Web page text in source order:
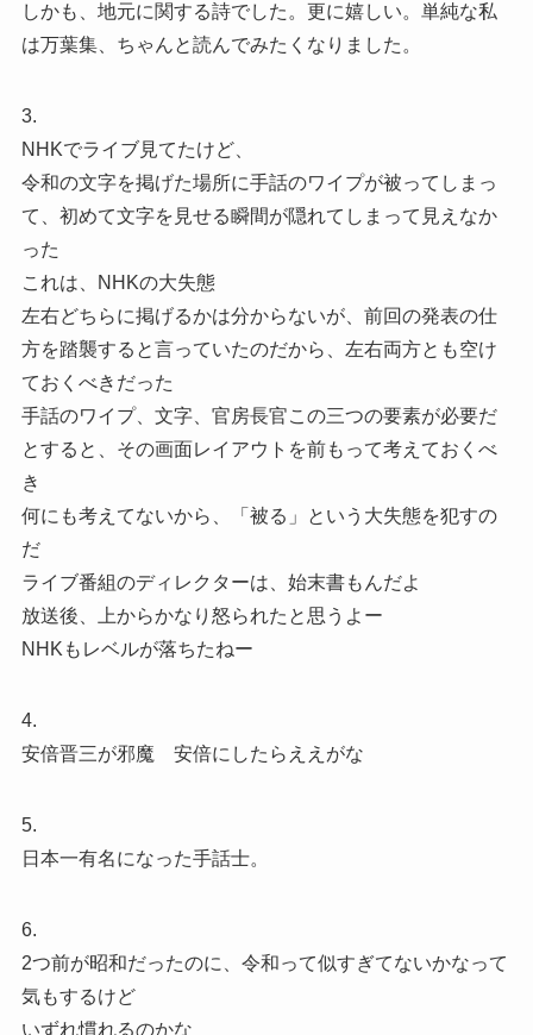
しかも、地元に関する詩でした。更に嬉しい。単純な私
は万葉集、ちゃんと読んでみたくなりました。
3.
NHKでライブ見てたけど、
令和の文字を掲げた場所に手話のワイプが被ってしまっ
て、初めて文字を見せる瞬間が隠れてしまって見えなか
った
これは、NHKの大失態
左右どちらに掲げるかは分からないが、前回の発表の仕
方を踏襲すると言っていたのだから、左右両方とも空け
ておくべきだった
手話のワイプ、文字、官房長官この三つの要素が必要だ
とすると、その画面レイアウトを前もって考えておくべ
き
何にも考えてないから、「被る」という大失態を犯すの
だ
ライブ番組のディレクターは、始末書もんだよ
放送後、上からかなり怒られたと思うよー
NHKもレベルが落ちたねー
4.
安倍晋三が邪魔 安倍にしたらええがな
5.
日本一有名になった手話士。
6.
2つ前が昭和だったのに、令和って似すぎてないかなって
気もするけど
いずれ慣れるのかな